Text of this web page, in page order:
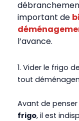
important de
l’avance.
1. Vider le frigo
tout
Avant de
frigo, il est